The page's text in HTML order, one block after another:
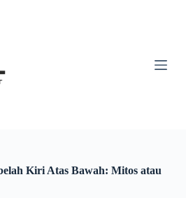
Kiri Atas Bawah: Mitos atau